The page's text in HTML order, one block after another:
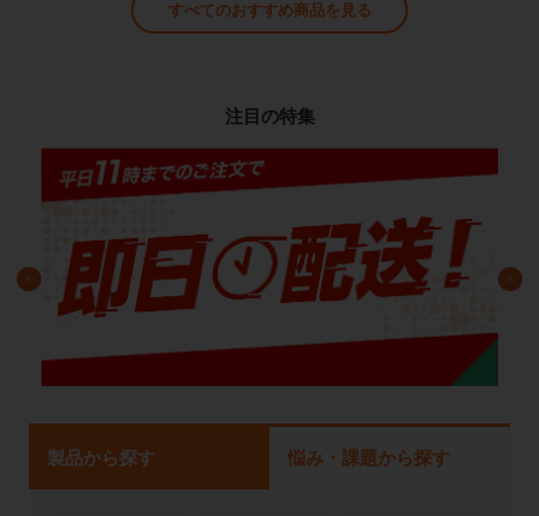
すべてのおすすめ商品を見る
注目の特集
製品から探す 悩み・課題から探す